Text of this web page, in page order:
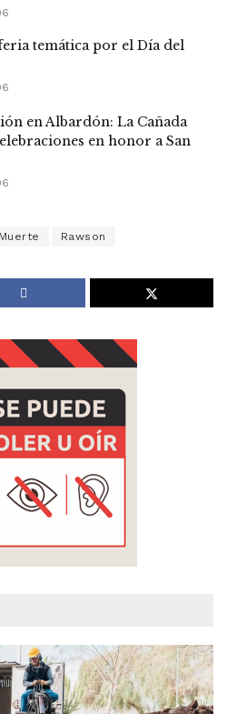
temática por el Día del
en Albardón: La Cañada
en honor a San
Muerte Rawson